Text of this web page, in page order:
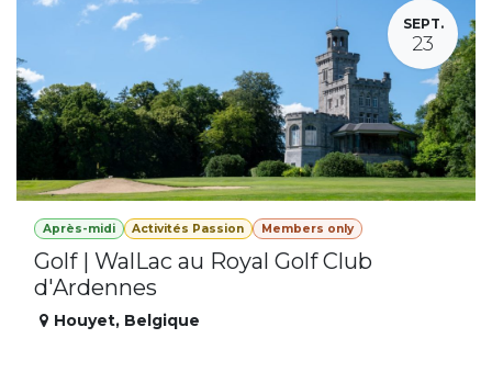
SEPT.
23
Après-midi Activités Passion Members only
Golf | WalLac au Royal Golf Club
d'Ardennes
Houyet, Belgique